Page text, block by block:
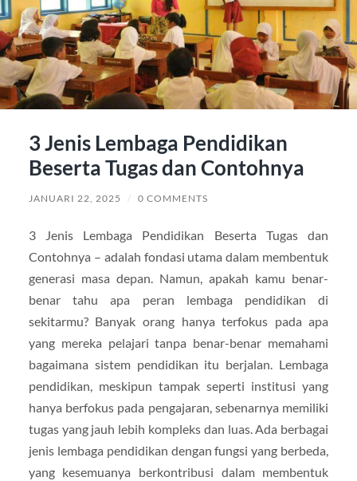
3 Jenis Lembaga Pendidikan
Beserta Tugas dan Contohnya
JANUARI 22, 2025 / 0 COMMENTS
3 Jenis Lembaga Pendidikan Beserta Tugas dan
Contohnya – adalah fondasi utama dalam membentuk
generasi masa depan. Namun, apakah kamu benar-
benar tahu apa peran lembaga pendidikan di
sekitarmu? Banyak orang hanya terfokus pada apa
yang mereka pelajari tanpa benar-benar memahami
bagaimana sistem pendidikan itu berjalan. Lembaga
pendidikan, meskipun tampak seperti institusi yang
hanya berfokus pada pengajaran, sebenarnya memiliki
tugas yang jauh lebih kompleks dan luas. Ada berbagai
jenis lembaga pendidikan dengan fungsi yang berbeda,
yang kesemuanya berkontribusi dalam membentuk